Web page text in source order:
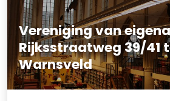
Vereniging van
Rijksstraatweg 39/41
Warnsveld